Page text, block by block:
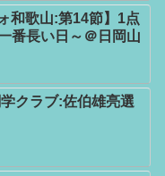
和歌山:第14節】1点
番長い日～＠日岡山
クラブ:佐伯雄亮選